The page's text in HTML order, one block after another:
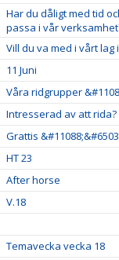
Har du dåligt med tid
passa i vår
Vill du va med i vårt lag
11 Juni
Våra ridgrupper
Intresserad av att rida?
Grattis
HT 23
After horse
V.18
Temavecka vecka 18